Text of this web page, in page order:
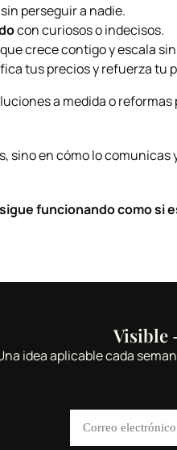
sin perseguir a nadie.
con curiosos o indecisos.
crece contigo y escala
tus precios y refuerza tu
a medida o
sino en cómo lo
funcionando como si
Visible
idea aplicable cada